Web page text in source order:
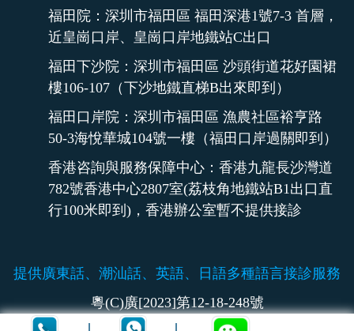
福田院：深圳市福田區 福田深港1號7-3 首層，
近皇崗口岸、皇崗口岸地鐵站C出口
福田下沙院：深圳市福田區 沙頭街道花好園裙
樓106-107（下沙地鐵直梯B出來即到）
福田口岸院：深圳市福田區 漁農社區裕亨路
50-3海悅華城104號一樓（福田口岸過關即到）
香港咨詢與服務保障中心：香港九龍長沙灣道
782號香港中心2807室(荔枝角地鐵站B1出口直
行100米即到)，香港辦公室暫不提供接診
提供廣東話、潮汕話、英語、日語多種語言接診服務
粵(C)廣[2023]第12-18-248號